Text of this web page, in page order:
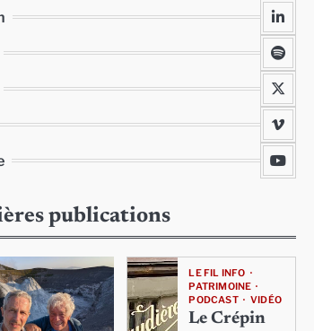
publications
LE FIL INFO
PATRIMOINE
PODCAST
VIDÉO
Le Crépin